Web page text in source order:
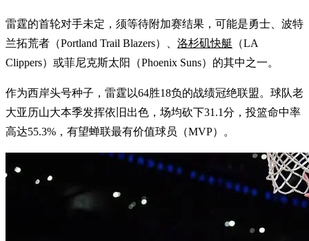
雷霆的首轮对手未定，须等待附加赛结果，可能是勇士、波特
兰拓荒者（Portland Trail Blazers）、 洛杉矶快艇 （LA
Clippers）或菲尼克斯太阳（Phoenix Suns）的其中之一。
作为西岸头号种子，雷霆以64胜18负的战绩冠绝联盟。球队老
大亚历山大本季发挥依旧出色，场均砍下31.1分，投篮命中率
高达55.3%，有望蝉联最有价值球员（MVP）。